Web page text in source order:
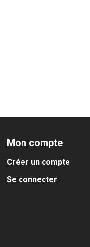
Mon compte
Créer un compte
Se connecter